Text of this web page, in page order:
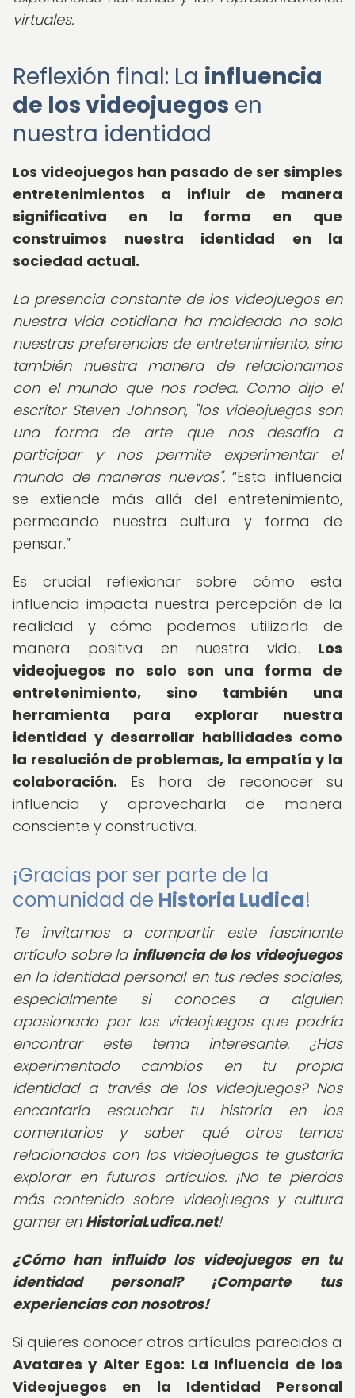
virtuales.
Reflexión final: La influencia
de los videojuegos en
nuestra identidad
Los videojuegos han pasado de ser simples
entretenimientos a influir de manera
significativa en la forma en que
construimos nuestra identidad en la
sociedad actual.
La presencia constante de los videojuegos en
nuestra vida cotidiana ha moldeado no solo
nuestras preferencias de entretenimiento, sino
también nuestra manera de relacionarnos
con el mundo que nos rodea. Como dijo el
escritor Steven Johnson, "los videojuegos son
una forma de arte que nos desafía a
participar y nos permite experimentar el
mundo de maneras nuevas".
Esta influencia
se extiende más allá del entretenimiento,
permeando nuestra cultura y forma de
pensar.
Es crucial reflexionar sobre cómo esta
influencia impacta nuestra percepción de la
realidad y cómo podemos utilizarla de
manera positiva en nuestra vida. Los
videojuegos no solo son una forma de
entretenimiento, sino también una
herramienta para explorar nuestra
identidad y desarrollar habilidades como
la resolución de problemas, la empatía y la
colaboración. Es hora de reconocer su
influencia y aprovecharla de manera
consciente y constructiva.
¡Gracias por ser parte de la
comunidad de Historia Ludica!
Te invitamos a compartir este fascinante
artículo sobre la influencia de los videojuegos
en la identidad personal en tus redes sociales,
especialmente si conoces a alguien
apasionado por los videojuegos que podría
encontrar este tema interesante. ¿Has
experimentado cambios en tu propia
identidad a través de los videojuegos? Nos
encantaría escuchar tu historia en los
comentarios y saber qué otros temas
relacionados con los videojuegos te gustaría
explorar en futuros artículos. ¡No te pierdas
más contenido sobre videojuegos y cultura
gamer en HistoriaLudica.net!
¿Cómo han influido los videojuegos en tu
identidad personal? ¡Comparte tus
experiencias con nosotros!
Si quieres conocer otros artículos parecidos a
Avatares y Alter Egos: La Influencia de los
Videojuegos en la Identidad Personal